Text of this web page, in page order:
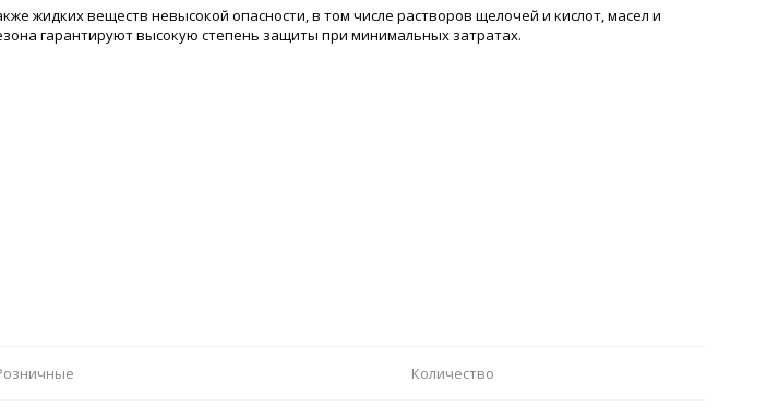
жидких веществ невысокой опасности, в том числе растворов щелочей и кислот, масел и
гарантируют высокую степень защиты при минимальных затратах.
Количество